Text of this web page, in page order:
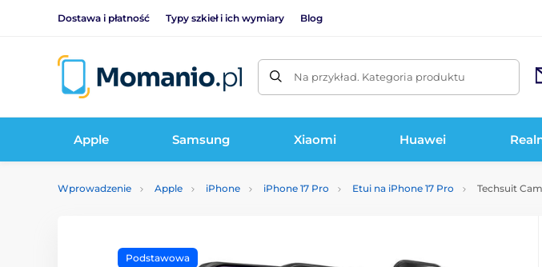
Dostawa i płatność Typy szkieł i ich wymiary Blog
Na przykład. Kategoria produktu
Apple Samsung Xiaomi Huawei
Wprowadzenie Apple iPhone iPhone 17 Pro Etui na iPhone 17 Pro Techsuit
Podstawowa